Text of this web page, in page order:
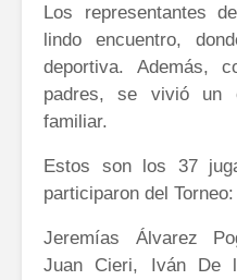
Los representantes
lindo encuentro,
deportiva. Además,
padres, se vivió un
familiar.
Estos son los 37
participaron del Torneo:
Jeremías Álvarez
Juan Cieri, Iván De